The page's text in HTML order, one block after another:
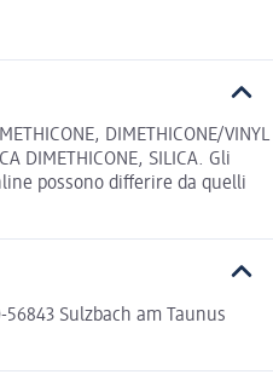
DIMETHICONE/VINYL
DIMETHICONE, SILICA. Gli
possono differire da quelli
Sulzbach am Taunus